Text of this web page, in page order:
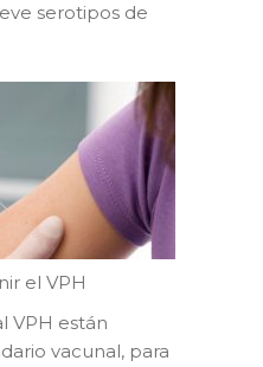
serotipos de
el VPH
VPH están
vacunal, para